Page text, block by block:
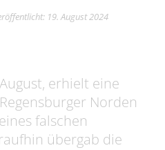
19. August 2024
erhielt eine
Norden
falschen
übergab die